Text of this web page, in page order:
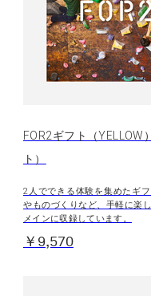
FOR2ギフト（YELLOW
ト）
2人でできる体験を集めたギ
やものづくりなど、手軽に楽
メインに収録しています。
￥9,570